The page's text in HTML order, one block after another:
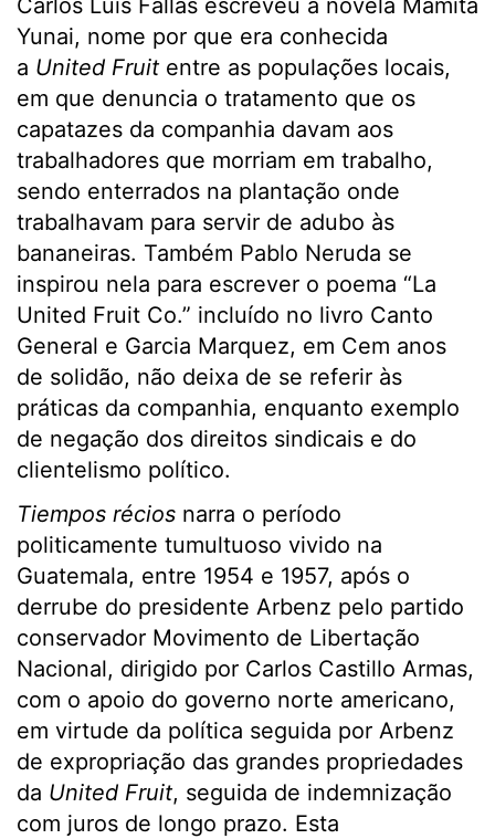
Carlos Luís Fallas escreveu a novela Mamita
Yunai, nome por que era conhecida
a United Fruit entre as populações locais,
em que denuncia o tratamento que os
capatazes da companhia davam aos
trabalhadores que morriam em trabalho,
sendo enterrados na plantação onde
trabalhavam para servir de adubo às
bananeiras. Também Pablo Neruda se
inspirou nela para escrever o poema “La
United Fruit Co.” incluído no livro Canto
General e Garcia Marquez, em Cem anos
de solidão, não deixa de se referir às
práticas da companhia, enquanto exemplo
de negação dos direitos sindicais e do
clientelismo político.
Tiempos récios narra o período
politicamente tumultuoso vivido na
Guatemala, entre 1954 e 1957, após o
derrube do presidente Arbenz pelo partido
conservador Movimento de Libertação
Nacional, dirigido por Carlos Castillo Armas,
com o apoio do governo norte americano,
em virtude da política seguida por Arbenz
de expropriação das grandes propriedades
da United Fruit, seguida de indemnização
com juros de longo prazo. Esta